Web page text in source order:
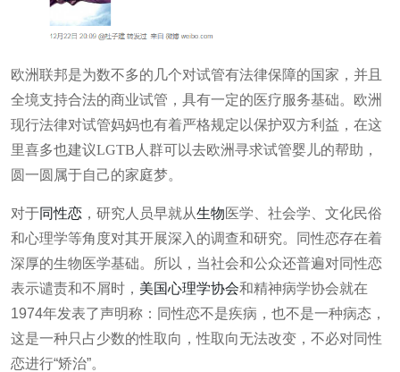
欧洲联邦是为数不多的几个对试管有法律保障的国家，并且
全境支持合法的商业试管，具有一定的医疗服务基础。欧洲
现行法律对试管妈妈也有着严格规定以保护双方利益，在这
里喜多也建议LGTB 人群可以去欧洲寻求试管婴儿的帮助，
圆一圆属于自己的家庭梦。
对于同性恋 ，研究人员早就从生物医学、社会学、文化民俗
和心理学等角度对其开展深入的调查和研究。同性恋存在着
深厚的生物医学基础。所以，当社会和公众还普遍对同性恋
表示谴责和不屑时， 美国心理学协会和精神病学协会就在
1974年发表了声明称：同性恋不是疾病，也不是一种病态，
这是一种只占少数的性取向，性取向无法改变，不必对同性
恋进行“矫治”。